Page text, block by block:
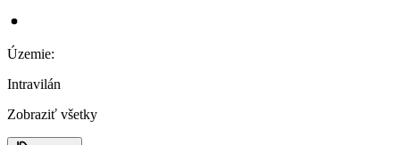
Územie:
Intravilán
Zobraziť všetky